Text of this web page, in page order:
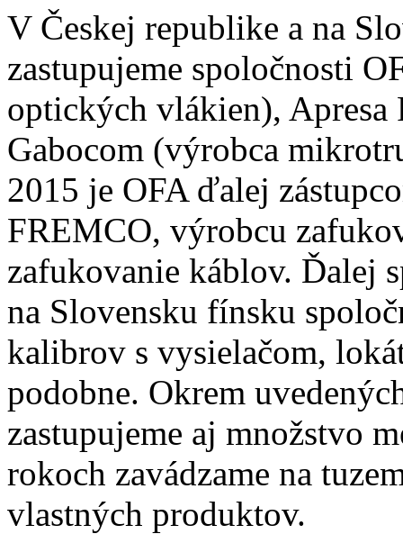
V Českej republike a na
zastupujeme spoločnosti
optických vlákien),
Gabocom (výrobca
2015 je OFA ďalej
FREMCO, výrobcu
zafukovanie káblov. Ďalej
na Slovensku fínsku
kalibrov s vysielačom,
podobne. Okrem
zastupujeme aj množstvo
rokoch zavádzame na
vlastných produktov.